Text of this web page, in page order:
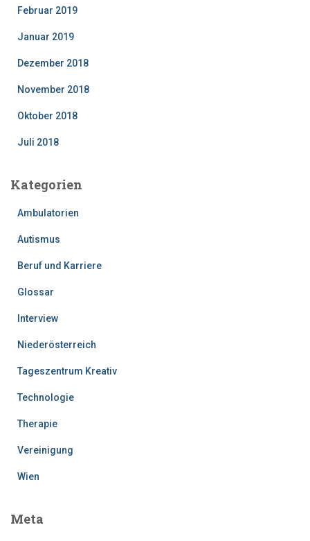
Februar 2019
Januar 2019
Dezember 2018
November 2018
Oktober 2018
Juli 2018
Kategorien
Ambulatorien
Autismus
Beruf und Karriere
Glossar
Interview
Niederösterreich
Tageszentrum Kreativ
Technologie
Therapie
Vereinigung
Wien
Meta